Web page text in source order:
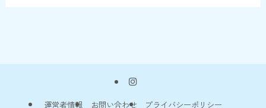
運営者情報 お問い合わせ プライバシーポリシー